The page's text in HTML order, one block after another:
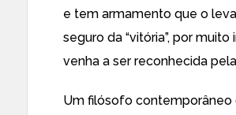
e tem armamento que o
seguro da “vitória”, por
venha a ser reconhecida
Um filósofo contemporâneo